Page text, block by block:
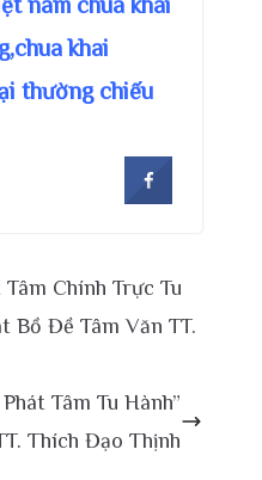
khai
thường chiếu
Chính Trực Tu
Bồ Đề Tâm Văn TT.
Tâm Tu Hành”
Thích Đạo Thịnh